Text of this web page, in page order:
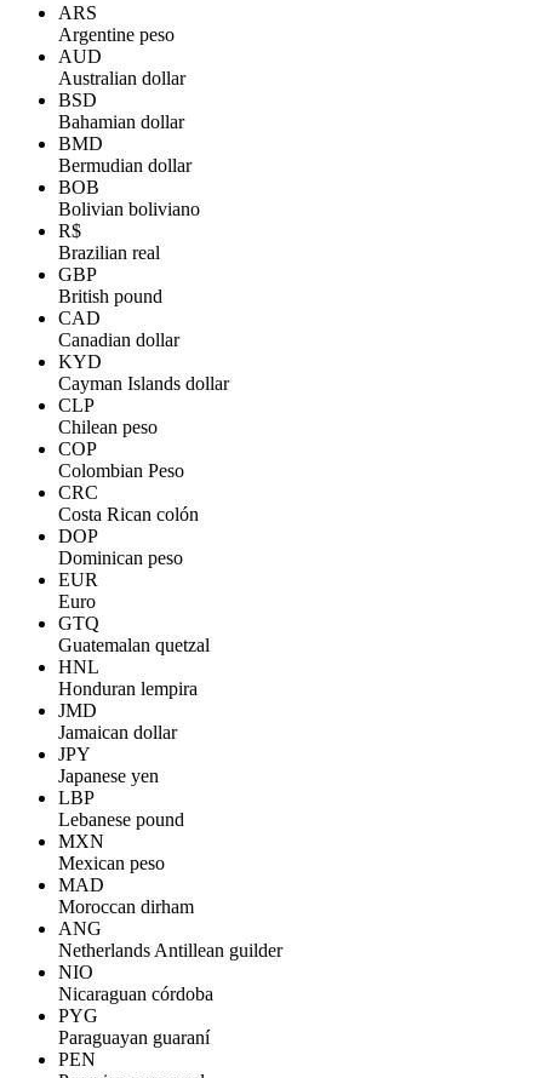
ARS
Argentine peso
AUD
Australian dollar
BSD
Bahamian dollar
BMD
Bermudian dollar
BOB
Bolivian boliviano
R$
Brazilian real
GBP
British pound
CAD
Canadian dollar
KYD
Cayman Islands dollar
CLP
Chilean peso
COP
Colombian Peso
CRC
Costa Rican colón
DOP
Dominican peso
EUR
Euro
GTQ
Guatemalan quetzal
HNL
Honduran lempira
JMD
Jamaican dollar
JPY
Japanese yen
LBP
Lebanese pound
MXN
Mexican peso
MAD
Moroccan dirham
ANG
Netherlands Antillean guilder
NIO
Nicaraguan córdoba
PYG
Paraguayan guaraní
PEN